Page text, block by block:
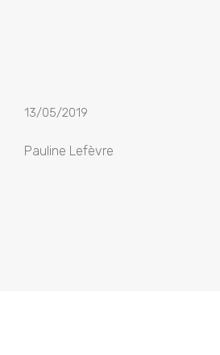
13/05/2019
Pauline Lefèvre